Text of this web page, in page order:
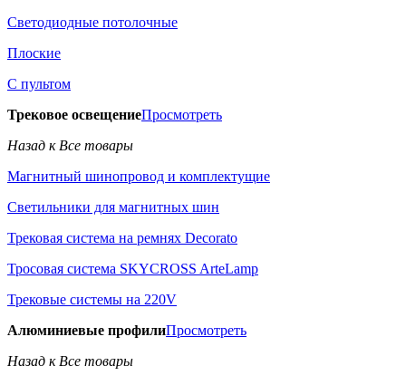
Светодиодные потолочные
Плоские
С пультом
Трековое освещениеПросмотреть
Назад к Все товары
Магнитный шинопровод и комплектущие
Светильники для магнитных шин
Трековая система на ремнях Decorato
Тросовая система SKYCROSS ArteLamp
Трековые системы на 220V
Алюминиевые профилиПросмотреть
Назад к Все товары